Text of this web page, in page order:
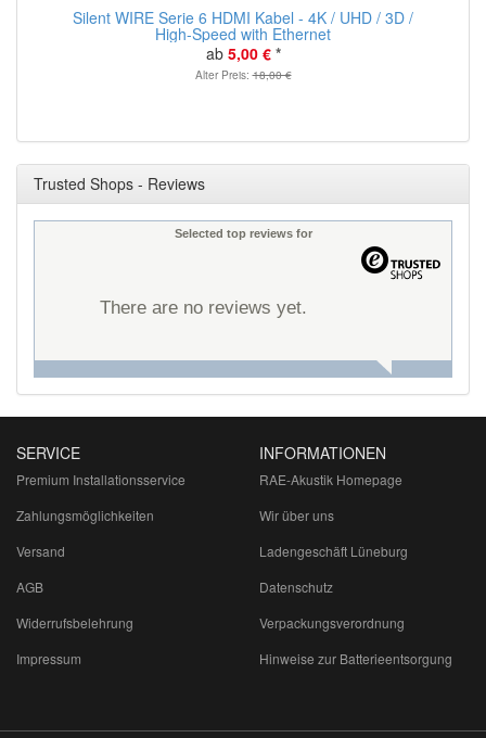
Silent WIRE Serie 6 HDMI Kabel - 4K / UHD / 3D /
High-Speed with Ethernet
ab 5,00 € *
Alter Preis:18,00 €
Trusted Shops - Reviews
Selected top reviews for
There are no reviews yet.
SERVICE
Premium Installationsservice
Zahlungsmöglichkeiten
Versand
AGB
Widerrufsbelehrung
Impressum
INFORMATIONEN
RAE-Akustik Homepage
Wir über uns
Ladengeschäft Lüneburg
Datenschutz
Verpackungsverordnung
Hinweise zur Batterieentsorgung